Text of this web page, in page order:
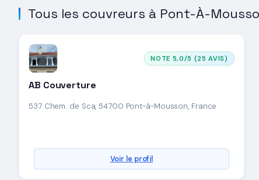
Tous les couvreurs à Pont-À-
NOTE 5,0/5 (25 AVIS)
AB Couverture
537 Chem. de Sca, 54700 Pont-à-Mousson, France
Voir le profil